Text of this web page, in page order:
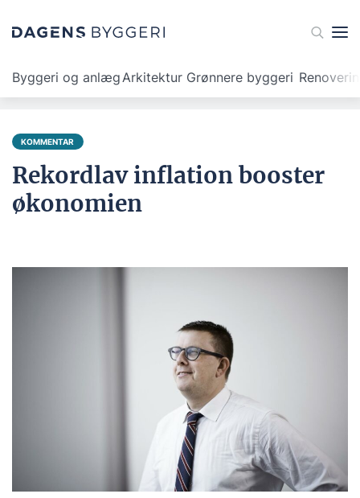
Byggeri og anlægArkitektur Grønnere byggeri
KOMMENTAR
Rekordlav inflation booster
økonomien